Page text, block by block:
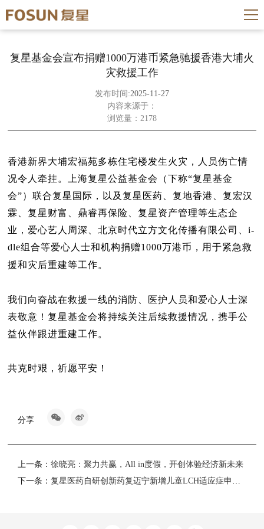
复星基金会宣布捐赠1000万港币紧急驰援香港大埔火
灾救援工作
发布时间:2025-11-27
内容来源于：
浏览量：2178
香港新界大埔宏福苑多栋住宅楼发生火灾，人员伤亡情
况令人牵挂。上海复星公益基金会（下称“复星基金
会”）联合复星国际，以及复星医药、复地香港、复宏汉
霖、复星财富、鼎睿再保险、复星资产管理等生态企
业，爱心艺人周深、北京时代立方文化传播有限公司、i-
dle组合等爱心人士和机构捐赠1000万港币，用于紧急救
援和灾后重建等工作。
我们向奋战在救援一线的消防、医护人员和爱心人士深
表敬意！复星基金会将持续关注后续救援情况，携手公
益伙伴跟进重建工作。
共克时艰，祈愿平安！
分享
上一条：徐晓亮：聚力共赢，All in度假，开创体验经济新未来
下一条：复星医药自研创新药复迈宁新增儿童LCH适应症申报上市并纳入优先审评程序